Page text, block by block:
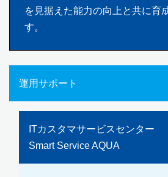
を見据えた能力の向上と共に育
す。
運用サポート
ITカスタマサービスセンター
Smart Service AQUA